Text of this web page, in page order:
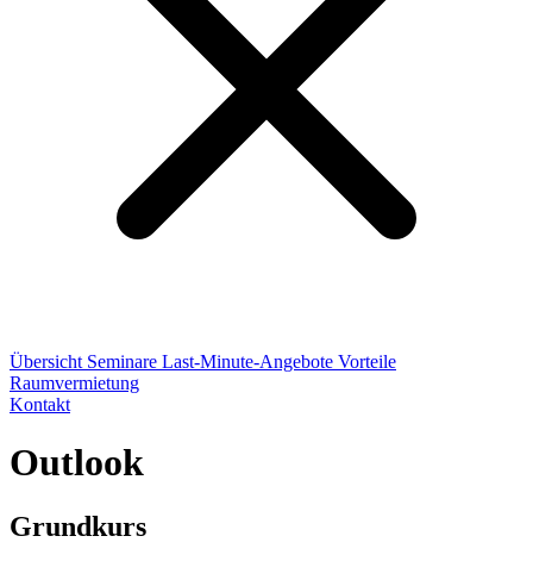
Übersicht Seminare Last-Minute-Angebote Vorteile
Raumvermietung
Kontakt
Outlook
Grundkurs